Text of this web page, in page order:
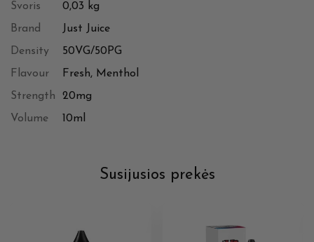
Svoris
0,03 kg
Brand
Just Juice
Density
50VG/50PG
Flavour
Fresh, Menthol
Strength
20mg
Volume
10ml
Susijusios prekės